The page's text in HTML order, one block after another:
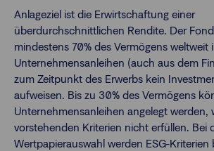
Finanzberatende
Anlegende
Newsletter
Anlageziel ist die Erwirtschaftung einer
überdurchschnittlichen Rendite. Der
mindestens 70% des Vermögens weltweit
Unternehmensanleihen (auch aus dem
zum Zeitpunkt des Erwerbs kein
aufweisen. Bis zu 30% des Vermögens
Unternehmensanleihen angelegt werden,
vorstehenden Kriterien nicht erfüllen. Bei
Wertpapierauswahl werden ESG-